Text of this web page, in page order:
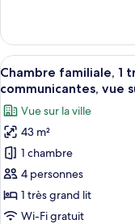
lits
jumeaux,
vue
sur
la
ville
Chambre
exécutive,
2
lits
vue
sur
la
ville
Afficher
toutes
les
photos
pour
ce
type
de
chambre :
8
Chambre familiale, 1
communicantes, vue
Vue sur la ville
43 m²
1 chambre
4 personnes
1 très grand lit
Wi-Fi gratuit